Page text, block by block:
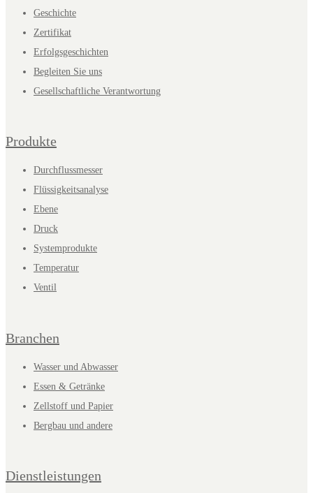
Geschichte
Zertifikat
Erfolgsgeschichten
Begleiten Sie uns
Gesellschaftliche Verantwortung
Produkte
Durchflussmesser
Flüssigkeitsanalyse
Ebene
Druck
Systemprodukte
Temperatur
Ventil
Branchen
Wasser und Abwasser
Essen & Getränke
Zellstoff und Papier
Bergbau und andere
Dienstleistungen